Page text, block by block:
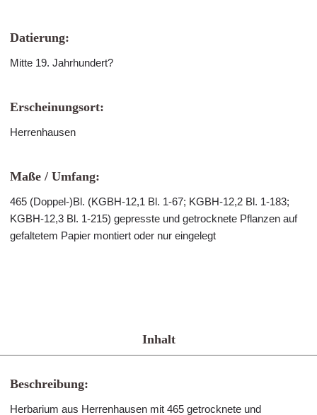
Datierung:
Mitte 19. Jahrhundert?
Erscheinungsort:
Herrenhausen
Maße / Umfang:
465 (Doppel-)Bl. (KGBH-12,1 Bl. 1-67; KGBH-12,2 Bl. 1-183;
KGBH-12,3 Bl. 1-215) gepresste und getrocknete Pflanzen auf
gefaltetem Papier montiert oder nur eingelegt
Inhalt
Beschreibung:
Herbarium aus Herrenhausen mit 465 getrocknete und